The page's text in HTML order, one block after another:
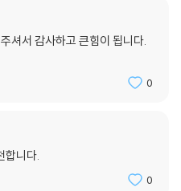
셔서 감사하고 큰힘이 됩니다.
0
합니다.
0